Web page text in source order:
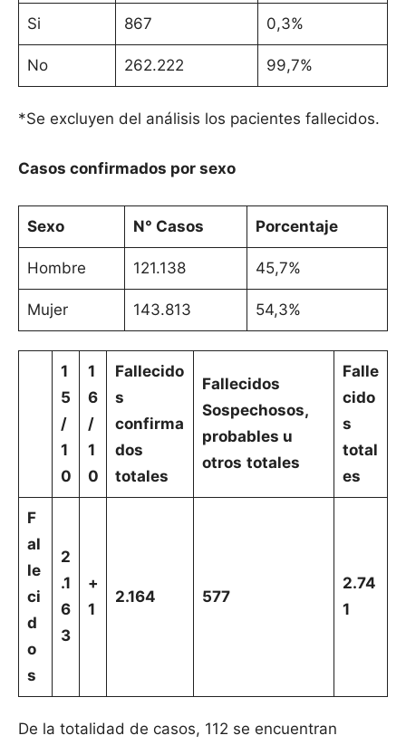
Si 867 0,3%
No 262.222 99,7%
*Se excluyen del análisis los pacientes fallecidos.
Casos confirmados por sexo
Sexo N° Casos Porcentaje
Hombre 121.138 45,7%
Mujer 143.813 54,3%
1
5
/
1
0
1
6
/
1
0
Fallecido
s
confirma
dos
totales
Fallecidos
Sospechosos,
probables u
otros totales
Falle
cido
s
total
es
F
al
le
ci
d
o
s
2
.1
6
3
+
1
2.164 577
2.74
1
De la totalidad de casos, 112 se encuentran